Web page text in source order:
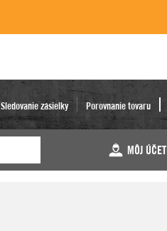
Sledovanie zásielky Porovnanie tovaru
MÔJ ÚČET